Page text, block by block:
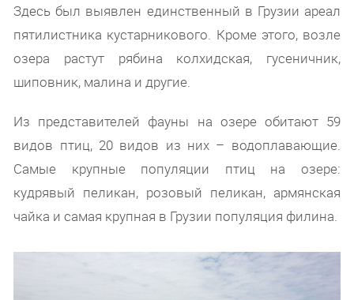
Здесь был выявлен единственный в Грузии ареал
пятилистника кустарникового. Кроме этого, возле
озера растут рябина колхидская, гусеничник,
шиповник, малина и другие.
Из представителей фауны на озере обитают 59
видов птиц, 20 видов из них – водоплавающие.
Самые крупные популяции птиц на озере:
кудрявый пеликан, розовый пеликан, армянская
чайка и самая крупная в Грузии популяция филина.